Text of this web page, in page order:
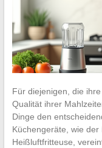
Für diejenigen, die
Qualität ihrer
Dinge den
Küchengeräte, wie
Heißluftfritteuse,